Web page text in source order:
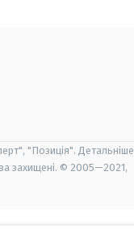
"Позиція". Детальніше
захищені. © 2005—2021,